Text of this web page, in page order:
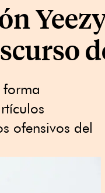
forma
ofensivos del